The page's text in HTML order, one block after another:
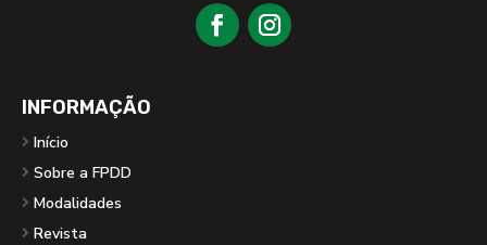
INFORMAÇÃO
Início
Sobre a FPDD
Modalidades
Revista